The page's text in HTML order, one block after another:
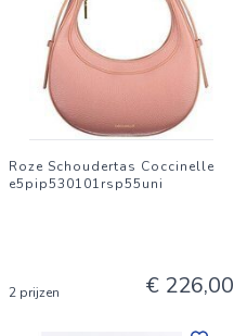
Roze Schoudertas Coccinelle
e5pip530101rsp55uni
2 prijzen € 226,00